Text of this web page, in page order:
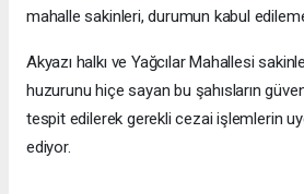
mahalle sakinleri, durumun kabul
Akyazı halkı ve Yağcılar Mahallesi
huzurunu hiçe sayan bu şahısların
tespit edilerek gerekli cezai işlemlerin
ediyor.